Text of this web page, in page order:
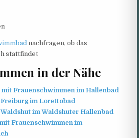
nachfragen, ob das
stattfindet
in der Nähe
Frauenschwimmen im Hallenbad
im Lorettobad
im Waldshuter Hallenbad
Frauenschwimmen im